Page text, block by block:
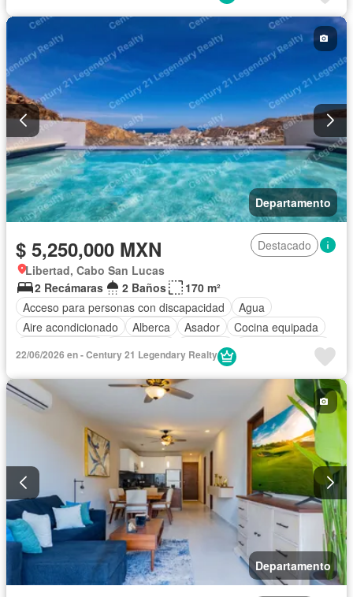
Departamento
$ 5,250,000 MXN
Destacado
Libertad, Cabo San Lucas
2 Recámaras
2 Baños
170 m²
Acceso para personas con discapacidad
Agua
Aire acondicionado
Alberca Asador
Cocina equipada
Elevador
Estacionamiento
Recámara con closet
Terraza
Vista panorámica
Sin amueblar
22/06/2026 en - Century 21 Legendary Realty
Departamento